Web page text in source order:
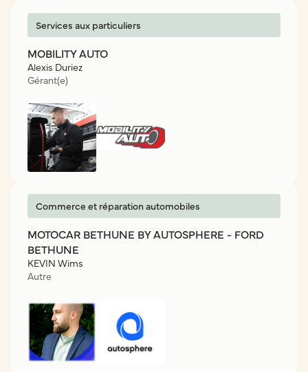
Services aux particuliers
MOBILITY AUTO
Alexis Duriez
Gérant(e)
Commerce et réparation automobiles
MOTOCAR BETHUNE BY AUTOSPHERE - FORD
BETHUNE
KEVIN Wims
Autre